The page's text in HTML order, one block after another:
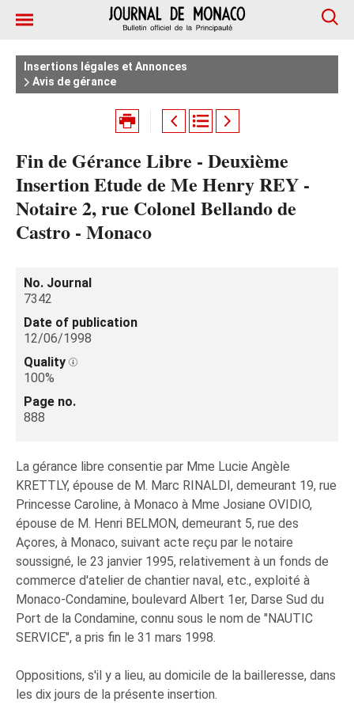
Insertions légales et Annonces
Avis de gérance
Fin de Gérance Libre - Deuxième
Insertion Etude de Me Henry REY -
Notaire 2, rue Colonel Bellando de
Castro - Monaco
No. Journal
7342
Date of publication
12/06/1998
Quality
100%
Page no.
888
La gérance libre consentie par Mme Lucie Angèle
KRETTLY, épouse de M. Marc RINALDI, demeurant 19, rue
Princesse Caroline, à Monaco à Mme Josiane OVIDIO,
épouse de M. Henri BELMON, demeurant 5, rue des
Açores, à Monaco, suivant acte reçu par le notaire
soussigné, le 23 janvier 1995, relativement à un fonds de
commerce d'atelier de chantier naval, etc., exploité à
Monaco-Condamine, boulevard Albert 1er, Darse Sud du
Port de la Condamine, connu sous le nom de "NAUTIC
SERVICE", a pris fin le 31 mars 1998.
Oppositions, s'il y a lieu, au domicile de la bailleresse, dans
les dix jours de la présente insertion.